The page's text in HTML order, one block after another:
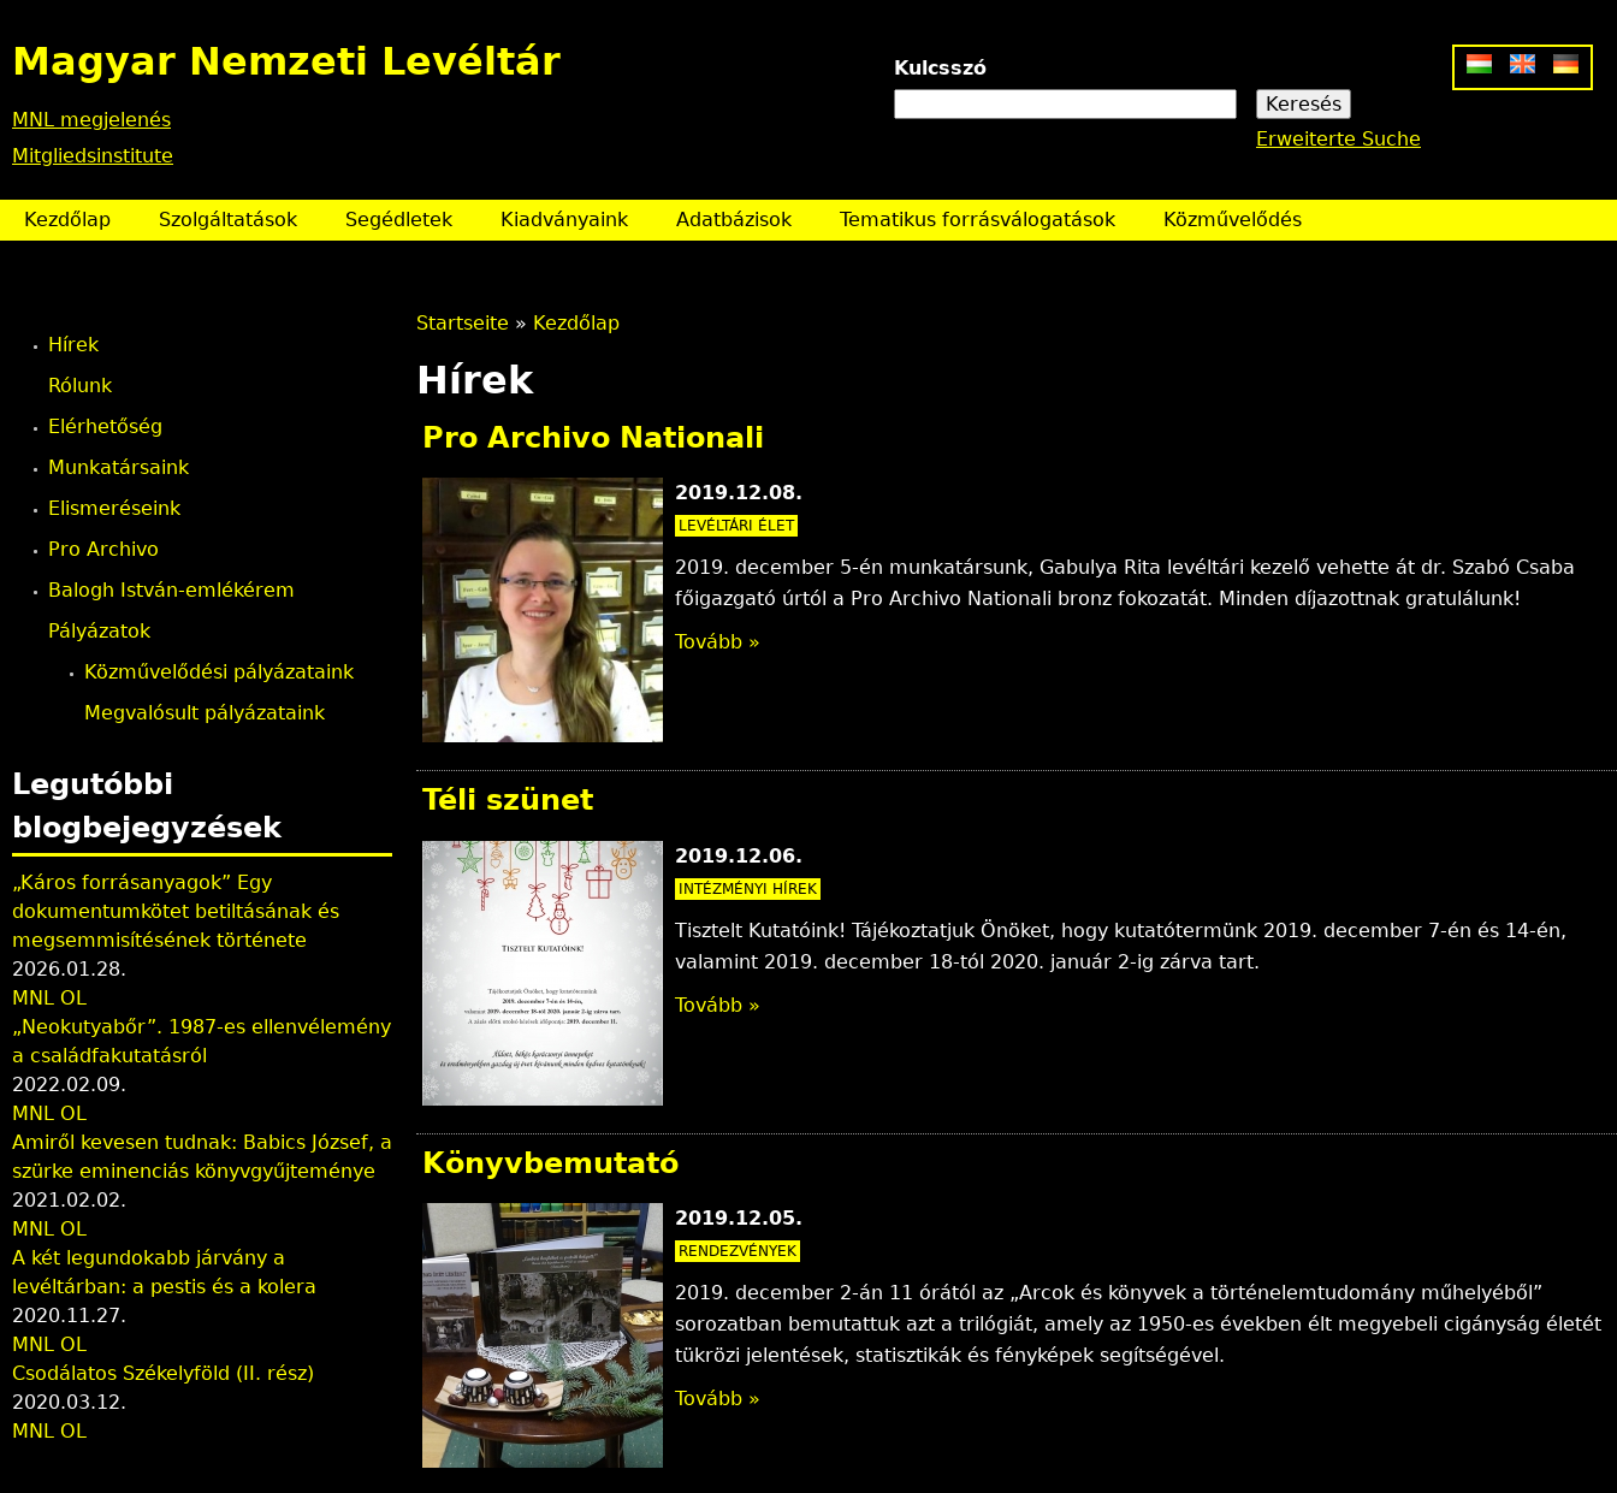
Magyar Nemzeti Levéltár Kulcsszó
Erweiterte Suche
MNL megjelenés
Mitgliedsinstitute
e
s
i
n
d
e
r
Startseite » Kezdőlap
Hírek
Pro Archivo Nationali
2019.12.08.
LEVÉLTÁRI ÉLET
2019. december 5-én munkatársunk, Gabulya Rita levéltári kezelő vehette át dr. Szabó Csaba
főigazgató úrtól a Pro Archivo Nationali bronz fokozatát. Minden díjazottnak gratulálunk!
Tovább »
Téli szünet
2019.12.06.
INTÉZMÉNYI HÍREK
Tisztelt Kutatóink! Tájékoztatjuk Önöket, hogy kutatótermünk 2019. december 7-én és 14-én,
valamint 2019. december 18-tól 2020. január 2-ig zárva tart.
Tovább »
Könyvbemutató
2019.12.05.
RENDEZVÉNYEK
2019. december 2-án 11 órától az „Arcok és könyvek a történelemtudomány műhelyéből”
sorozatban bemutattuk azt a trilógiát, amely az 1950-es években élt megyebeli cigányság életét
tükrözi jelentések, statisztikák és fényképek segítségével.
Tovább »
Kezdőlap Szolgáltatások Segédletek Kiadványaink Adatbázisok Tematikus forrásválogatások Közművelődés
Hírek
Rólunk
Elérhetőség
Munkatársaink
Elismeréseink
Pro Archivo
Balogh István-emlékérem
Pályázatok
Közművelődési pályázataink
Megvalósult pályázataink
Legutóbbi
blogbejegyzések
„Káros forrásanyagok” Egy
dokumentumkötet betiltásának és
megsemmisítésének története
2026.01.28.
MNL OL
„Neokutyabőr”. 1987-es ellenvélemény
a családfakutatásról
2022.02.09.
MNL OL
Amiről kevesen tudnak: Babics József, a
szürke eminenciás könyvgyűjteménye
2021.02.02.
MNL OL
A két legundokabb járvány a
levéltárban: a pestis és a kolera
2020.11.27.
MNL OL
Csodálatos Székelyföld (II. rész)
2020.03.12.
MNL OL